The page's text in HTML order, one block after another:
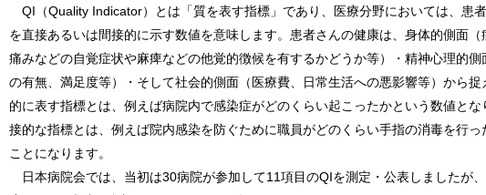
QI（Quality Indicator）とは「質を表す指標」であり、医療分野においては、患
を直接あるいは間接的に示す数値を意味します。患者さんの健康は、身体的側面（
痛みなどの自覚症状や麻痺などの他覚的徴候を有するかどうか等）・精神心理的側
の有無、満足度等）・そして社会的側面（医療費、日常生活への悪影響等）から
的に表す指標とは、例えば病院内で感染症がどのくらい起こったかという数値とな
接的な指標とは、例えば院内感染を防ぐために職員がどのくらい手指の消毒を行っ
ことになります。
日本病院会では、当初は30病院が参加して11項目のQIを測定・公表しましたが、